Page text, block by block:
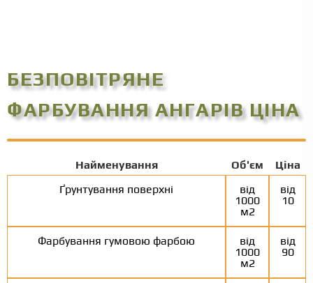
БЕЗПОВІТРЯНЕ
ФАРБУВАННЯ АНГАРІВ ЦІНА
Найменування Об'єм
Ціна
Ґрунтування поверхні
від
1000
м2
від
10
Фарбування гумовою фарбою
від
1000
м2
від
90